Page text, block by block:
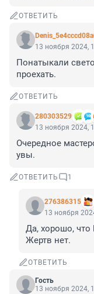
ОТВЕТИТЬ
13 ноября 2024,
Понатыкали
проехать.
ОТВЕТИТЬ
280303529
13 ноября 2024,
Очередное
увы.
ОТВЕТИТЬ 1
276386315
13 ноября
Да, хорошо, что
Жертв нет.
ОТВЕТИТЬ
Гость
13 ноября 2024,